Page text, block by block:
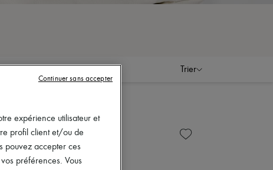
Trier
expérience utilisateur et
profil client et/ou de
pouvez accepter ces
préférences. Vous
Continuer sans accepter